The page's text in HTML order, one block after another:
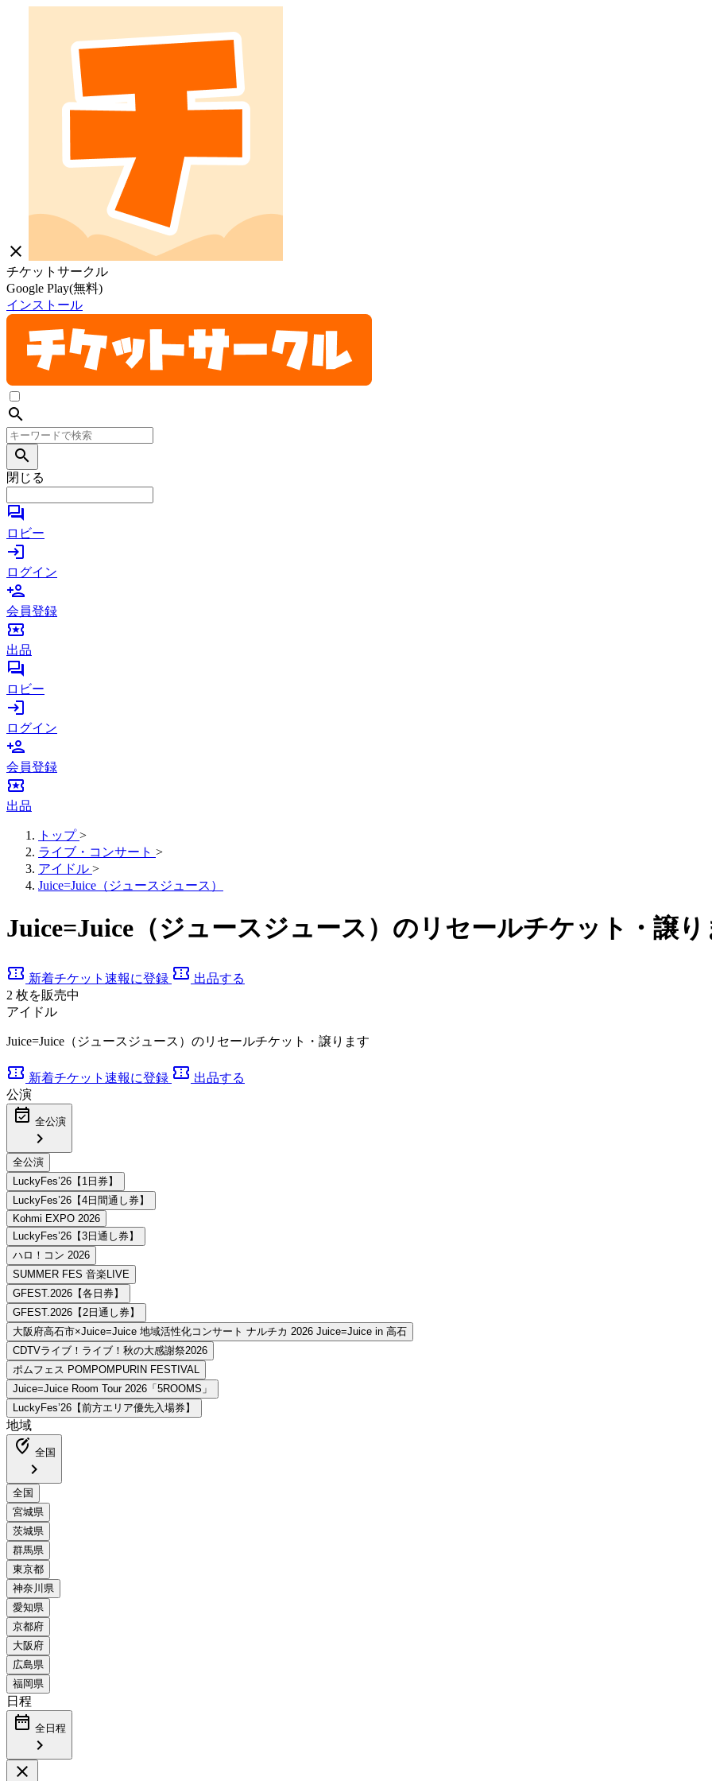
close
チケットサークル
Google Play(無料)
インストール
search
search
閉じる
forum
ロビー
login
ログイン
person_add
会員登録
local_activity
出品
forum
ロビー
login
ログイン
person_add
会員登録
local_activity
出品
トップ >
ライブ・コンサート >
アイドル >
Juice=Juice（ジュースジュース）
Juice=Juice（ジュースジュース）のリセールチケット・譲
confirmation_number 新着チケット速報に登録 confirmation_number 出品する
2 枚を販売中
アイドル
Juice=Juice（ジュースジュース）のリセールチケット・譲ります
confirmation_number 新着チケット速報に登録 confirmation_number 出品する
公演
event_available 全公演
chevron_right
地域
edit_location_alt 全国
chevron_right
日程
date_range 全日程
chevron_right
close